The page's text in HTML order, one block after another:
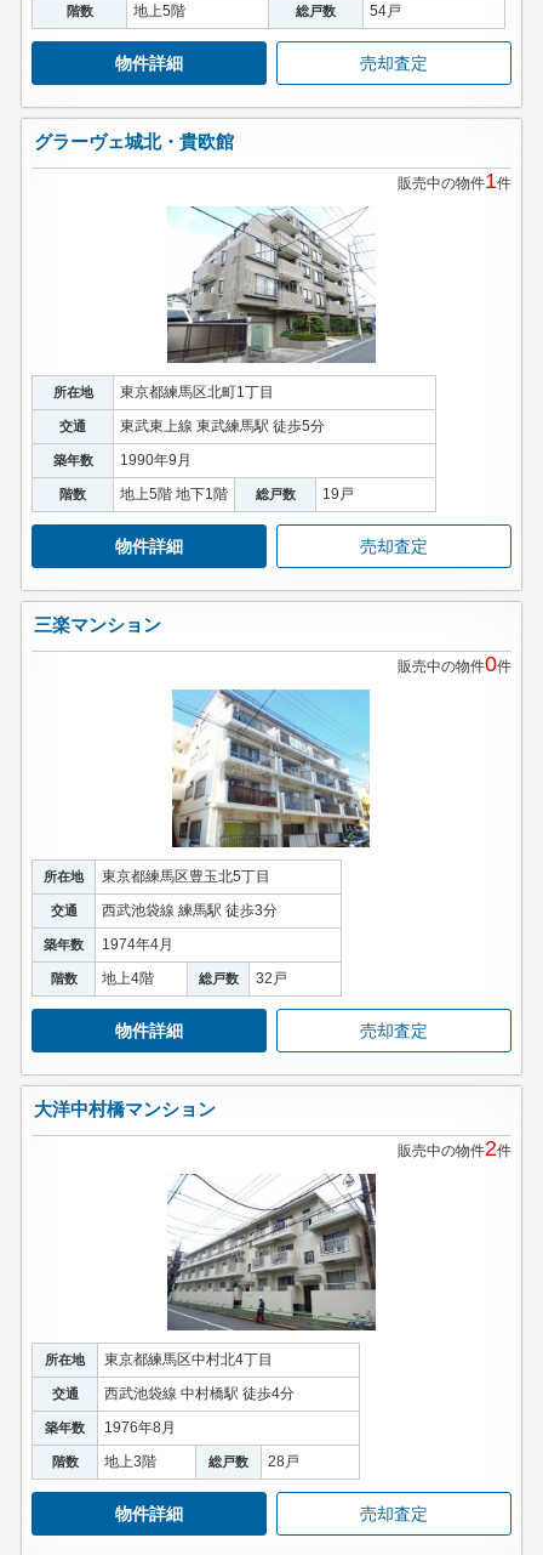
階数 地上5階 総戸数 54戸
物件詳細 売却査定
グラーヴェ城北・貴欧館
販売中の物件1件
所在地 東京都練馬区北町1丁目
交通 東武東上線 東武練馬駅 徒歩5分
築年数 1990年9月
階数 地上5階 地下1階 総戸数 19戸
物件詳細 売却査定
三楽マンション
販売中の物件0件
所在地 東京都練馬区豊玉北5丁目
交通 西武池袋線 練馬駅 徒歩3分
築年数 1974年4月
階数 地上4階 総戸数 32戸
物件詳細 売却査定
大洋中村橋マンション
販売中の物件2件
所在地 東京都練馬区中村北4丁目
交通 西武池袋線 中村橋駅 徒歩4分
築年数 1976年8月
階数 地上3階 総戸数 28戸
物件詳細 売却査定